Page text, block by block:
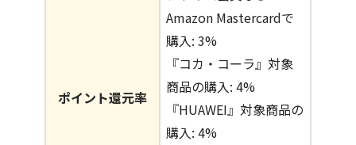
ポイント還元率
Amazon Mastercardで
購入: 3%
『コカ・コーラ』対象
商品の購入: 4%
『HUAWEI』対象商品の
購入: 4%